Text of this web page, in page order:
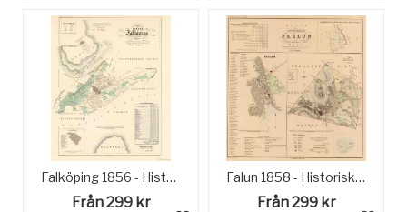
Falköping 1856 - Historisk Karta
Från 299 kr
Falun 1858 - Historisk Karta
Från 299 kr